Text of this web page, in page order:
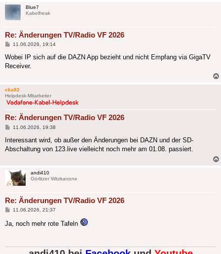
Blue7
Kabelfreak
Re: Änderungen TV/Radio VF 2026
Beitrag
11.06.2026, 19:14
Wobei IP sich auf die DAZN App bezieht und nicht Empfang via GigaTV
Receiver.
cka82
Helpdesk-Mitarbeiter
Re: Änderungen TV/Radio VF 2026
Beitrag
11.06.2026, 19:38
Interessant wird, ob außer den Änderungen bei DAZN und der SD-
Abschaltung von 123.live vielleicht noch mehr am 01.08. passiert.
andi410
Görlitzer Witzkanone
Re: Änderungen TV/Radio VF 2026
Beitrag
11.06.2026, 21:37
Ja, noch mehr rote Tafeln